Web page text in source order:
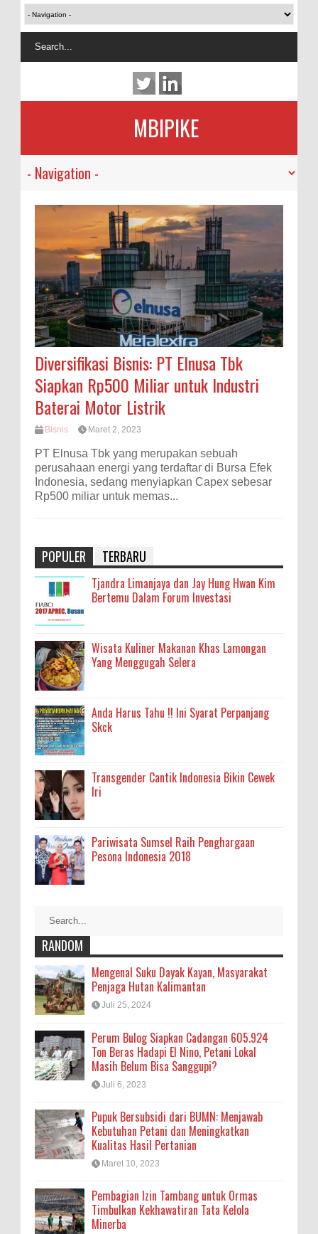
MBIPIKE
Diversifikasi Bisnis: PT Elnusa Tbk
Siapkan Rp500 Miliar untuk Industri
Baterai Motor Listrik
Bisnis Maret 2, 2023
PT Elnusa Tbk yang merupakan sebuah
perusahaan energi yang terdaftar di Bursa Efek
Indonesia, sedang menyiapkan Capex sebesar
Rp500 miliar untuk memas...
POPULER TERBARU
Tjandra Limanjaya dan Jay Hung Hwan Kim
Bertemu Dalam Forum Investasi
Wisata Kuliner Makanan Khas Lamongan
Yang Menggugah Selera
Anda Harus Tahu !! Ini Syarat Perpanjang
Skck
Transgender Cantik Indonesia Bikin Cewek
Iri
Pariwisata Sumsel Raih Penghargaan
Pesona Indonesia 2018
RANDOM
Mengenal Suku Dayak Kayan, Masyarakat
Penjaga Hutan Kalimantan
Juli 25, 2024
Perum Bulog Siapkan Cadangan 605.924
Ton Beras Hadapi El Nino, Petani Lokal
Masih Belum Bisa Sanggupi?
Juli 6, 2023
Pupuk Bersubsidi dari BUMN: Menjawab
Kebutuhan Petani dan Meningkatkan
Kualitas Hasil Pertanian
Maret 10, 2023
Pembagian Izin Tambang untuk Ormas
Timbulkan Kekhawatiran Tata Kelola
Minerba